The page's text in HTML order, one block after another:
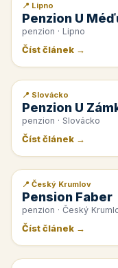
📰 PR článek
📍 Lipno
Penzion U
penzion · Lipno
Číst článek →
📰 PR článek
📍 Slovácko
Penzion U
penzion · Slovácko
Číst článek →
📰 PR článek
📍 Český Krumlov
Pension Faber
penzion · Český
Číst článek →